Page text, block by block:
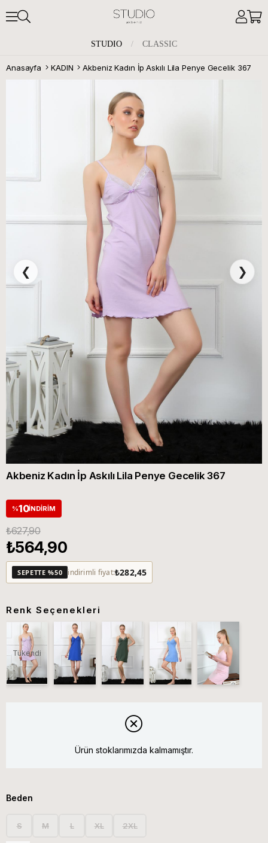
STUDIO / CLASSIC
Anasayfa KADIN Akbeniz Kadın İp Askılı Lila Penye Gecelik 367
❮ ❯
Akbeniz Kadın İp Askılı Lila Penye Gecelik 367
%10İNDIRIM
₺627,90
₺564,90
SEPETTE %50 indirimli fiyat:₺282,45
Renk Seçenekleri
Tükendi
Ürün stoklarımızda kalmamıştır.
Beden
S M L XL 2XL